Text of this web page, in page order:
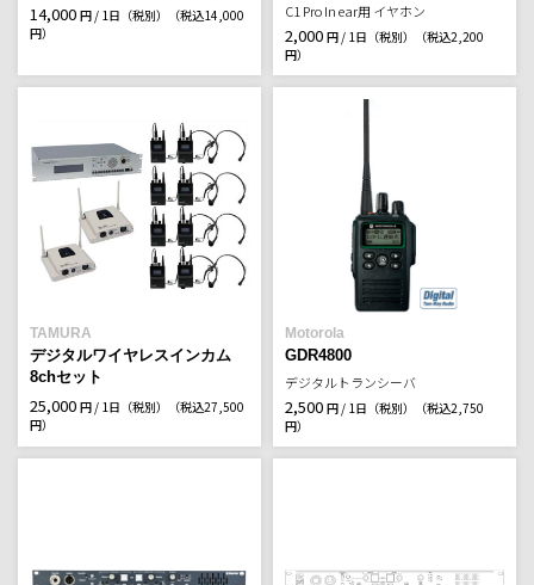
14,000 円 / 1日（税別）
（税込14,000
円）
C1 Pro In ear用 イヤホン
2,000 円 / 1日（税別）
（税込2,200
円）
TAMURA
デジタルワイヤレスインカム
8chセット
25,000 円 / 1日（税別）
（税込27,500
円）
Motorola
GDR4800
デジタルトランシーバ
2,500 円 / 1日（税別）
（税込2,750
円）